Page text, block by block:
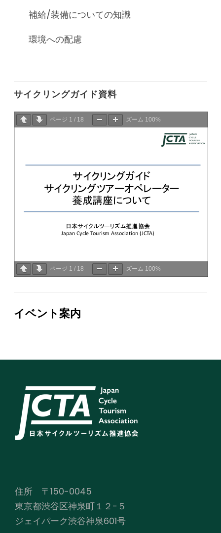
補給/装備についての知識
環境への配慮
サイクリングガイド資料
ページ 1 / 18 ズーム 100%
ページ 1 / 18 ズーム 100%
イベント案内
住所 〒150-0045
東京都渋谷区神泉町１２−５
ジェイパーク渋谷神泉601号